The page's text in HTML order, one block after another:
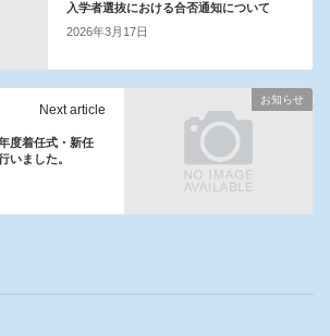
入学者選抜における合否通知について
2026年3月17日
お知らせ
Next article
度着任式・新任
いました。